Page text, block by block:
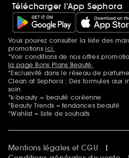
Télécharger l’App Sephora
Mentions additionnelles
Vous pouvez consulter la liste des
promotionsici.
*Voir conditions de nos offres
la page Bons Plans Beauté.
*Exclusivité dans le réseau de
Clean at Sephora : Des formules aux
soin
*k-beauty = beauté coréenne
*Beauty Trends = tendances beauté
*Wishlist = liste de souhaits
Mentions légales et CGU